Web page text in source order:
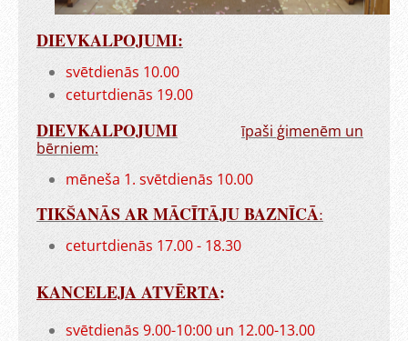
DIEVKALPOJUMI:
svētdienās 10.00
ceturtdienās 19.00
DIEVKALPOJUMI
īpaši ģimenēm un
bērniem:
mēneša 1. svētdienās 10.00
TIKŠANĀS AR MĀCĪTĀJU BAZNĪCĀ:
ceturtdienās 17.00 - 18.30
KANCELEJA ATVĒRTA:
svētdienās 9.00-10:00 un 12.00-13.00